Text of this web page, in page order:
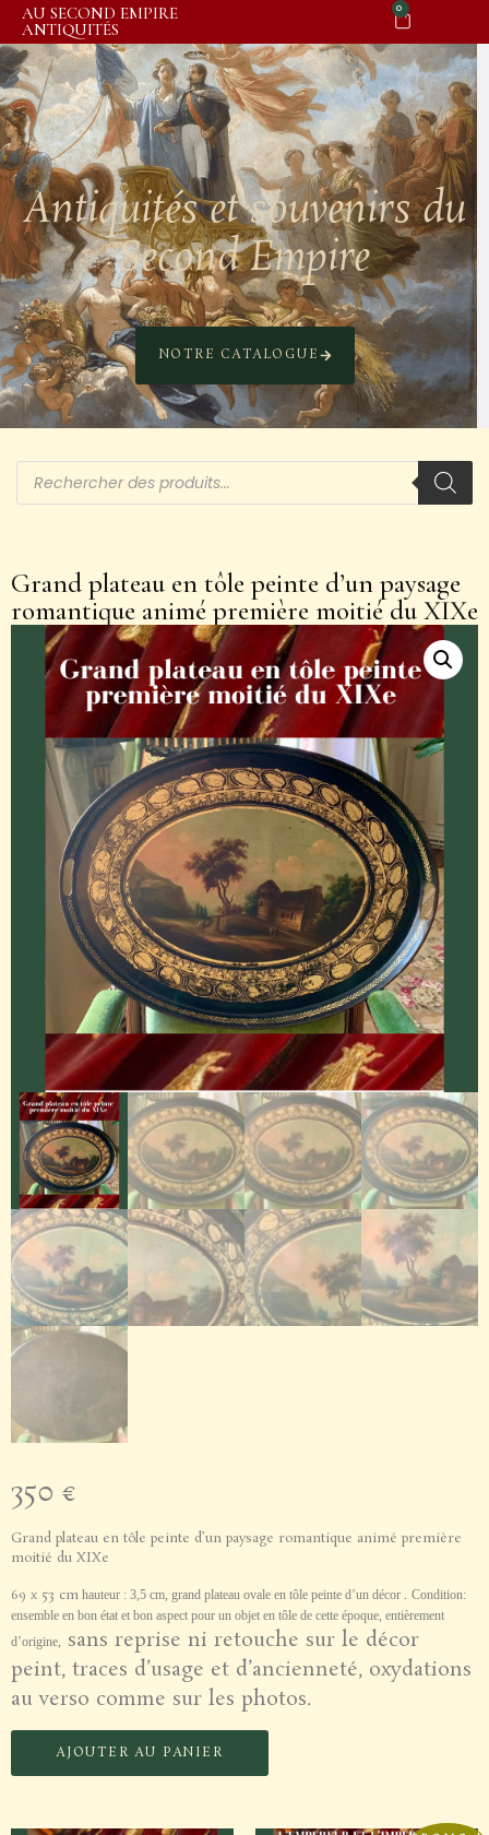
AU SECOND EMPIRE
ANTIQUITÉS
0
Antiquités et souvenirs du
Second Empire
NOTRE CATALOGUE
Grand plateau en tôle peinte d’un paysage
romantique animé première moitié du XIXe
350 €
Grand plateau en tôle peinte d’un paysage romantique animé première
moitié du XIXe
69 x 53 cm hauteur : 3,5 cm, grand plateau ovale en tôle peinte d’un décor . Condition:
ensemble en bon état et bon aspect pour un objet en tôle de cette époque, entièrement
d’origine,
sans reprise ni retouche sur le décor
peint, traces d’usage et d’ancienneté, oxydations
au verso comme sur les photos.
AJOUTER AU PANIER